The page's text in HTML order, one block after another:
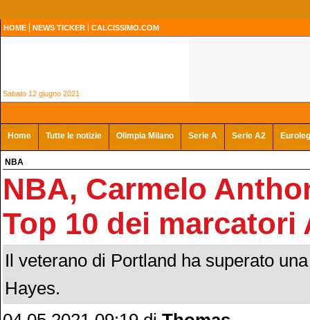
HOME NEWS TICKER CALCISSIMO.COM
Sabato 12 giugno 2021
Home Tutte le notizie Olimpia Milano Serie A Serie A2
NBA
NBA, Carmelo
Top 10 dei marcatori
Il veterano di Portland ha superato
Hayes.